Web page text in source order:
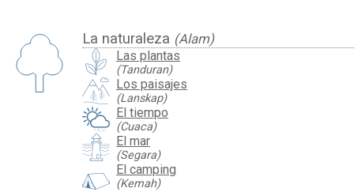
La naturaleza (Alam)
Las plantas
(Tanduran)
Los paisajes
(Lanskap)
El tiempo
(Cuaca)
El mar
(Segara)
El camping
(Kemah)